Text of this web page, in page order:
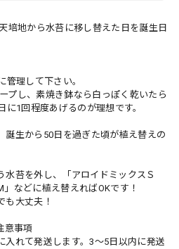
培地から水苔に移し替えた日を誕生日
管理して下さい。
プし、素焼き鉢なら白っぽく乾いたら
1回程度あげるのが理想です。
誕生から50日を過ぎた頃が植え替えの
水苔を外し、「アロイドミックスＳ
などに植え替えればOKです！
も大丈夫！
意事項
入れて発送します。3〜5日以内に発送